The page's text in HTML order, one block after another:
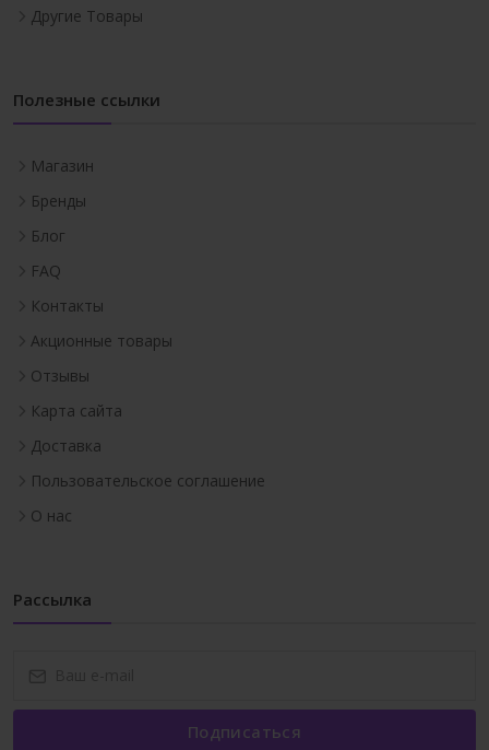
Другие Товары
Полезные ссылки
Магазин
Бренды
Блог
FAQ
Контакты
Акционные товары
Отзывы
Карта сайта
Доставка
Пользовательское соглашение
О нас
Рассылка
Подписаться